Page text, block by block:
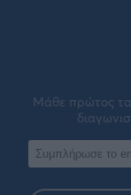
Μάθε πρώτος τα